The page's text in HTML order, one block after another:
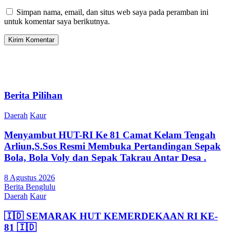
Simpan nama, email, dan situs web saya pada peramban ini
untuk komentar saya berikutnya.
Berita Pilihan
Daerah Kaur
Menyambut HUT-RI Ke 81 Camat Kelam Tengah
Arliun,S.Sos Resmi Membuka Pertandingan Sepak
Bola, Bola Voly dan Sepak Takrau Antar Desa .
8 Agustus 2026
Berita Benglulu
Daerah Kaur
🇮🇩 SEMARAK HUT KEMERDEKAAN RI KE-
81 🇮🇩